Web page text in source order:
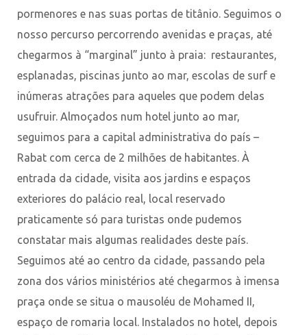
pormenores e nas suas portas de titânio. Seguimos o
nosso percurso percorrendo avenidas e praças, até
chegarmos à “marginal” junto à praia: restaurantes,
esplanadas, piscinas junto ao mar, escolas de surf e
inúmeras atrações para aqueles que podem delas
usufruir. Almoçados num hotel junto ao mar,
seguimos para a capital administrativa do país –
Rabat com cerca de 2 milhões de habitantes. À
entrada da cidade, visita aos jardins e espaços
exteriores do palácio real, local reservado
praticamente só para turistas onde pudemos
constatar mais algumas realidades deste país.
Seguimos até ao centro da cidade, passando pela
zona dos vários ministérios até chegarmos à imensa
praça onde se situa o mausoléu de Mohamed II,
espaço de romaria local. Instalados no hotel, depois